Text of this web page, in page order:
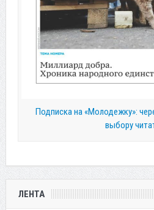
Подписка на «Молодежку»:
выбору
ЛЕНТА